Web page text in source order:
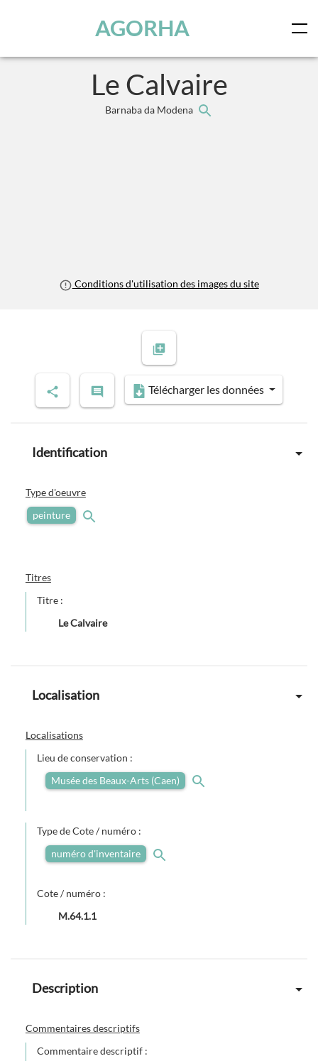
AGORHA
Le Calvaire
Barnaba da Modena
Conditions d'utilisation des images du site
Télécharger les données
Identification
Type d'oeuvre
peinture
Titres
Titre :
Le Calvaire
Localisation
Localisations
Lieu de conservation :
Musée des Beaux-Arts (Caen)
Type de Cote / numéro :
numéro d'inventaire
Cote / numéro :
M.64.1.1
Description
Commentaires descriptifs
Commentaire descriptif :